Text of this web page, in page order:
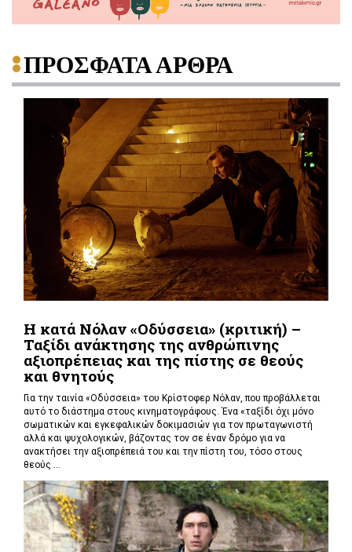
ΠΡΟΣΦΑΤΑ ΑΡΘΡΑ
Η κατά Νόλαν «Οδύσσεια» (κριτική) –
Ταξίδι ανάκτησης της ανθρώπινης
αξιοπρέπειας και της πίστης σε θεούς
και θνητούς
Για την ταινία «Οδύσσεια» του Κρίστοφερ Νόλαν,που προβάλλεται
αυτό το διάστημα στους κινηματογράφους. Ένα «ταξίδι όχι μόνο
σωματικών και εγκεφαλικών δοκιμασιών για τον πρωταγωνιστή
αλλά και ψυχολογικών, βάζοντας τον σε έναν δρόμο για να
ανακτήσει την αξιοπρέπειά του και την πίστη του, τόσο στους
θεούς ...